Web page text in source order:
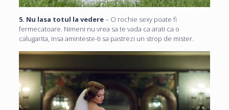
5. Nu lasa totul la vedere– O rochie sexy poate fi
fermecatoare. Nimeni nu vrea sa te vada ca arati ca o
calugarita, insa aminteste-ti sa pastrezi un strop de mister.